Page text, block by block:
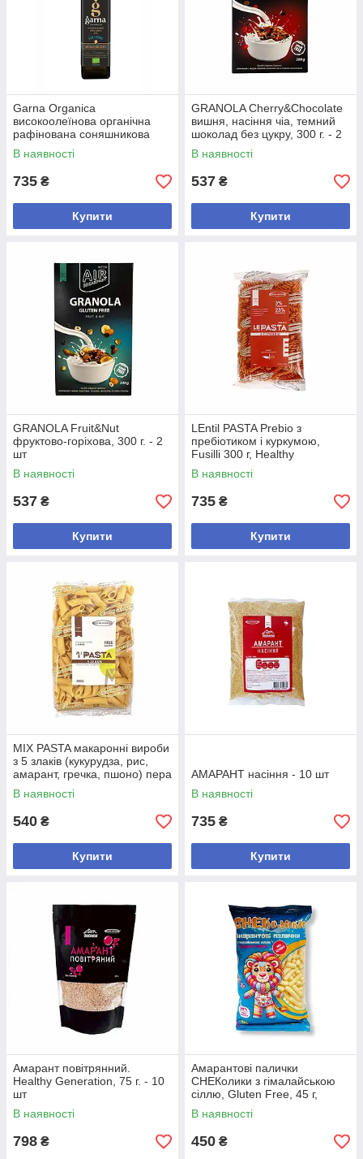
Garna Organica
високоолеїнова органічна
рафінована соняшникова
олія для смаження, 500 мл -
2 шт
В наявності
735 ₴
Купити
GRANOLA Cherry&Chocolate
вишня, насіння чіа, темний
шоколад без цукру, 300 г. - 2
шт
В наявності
537 ₴
Купити
GRANOLA Fruit&Nut
фруктово-горіхова, 300 г. - 2
шт
В наявності
537 ₴
Купити
LEntil PASTA Prebio з
пребіотиком і куркумою,
Fusilli 300 г, Healthy
Generation - 5 шт
В наявності
735 ₴
Купити
MIX PASTA макаронні вироби
з 5 злаків (кукурудза, рис,
амарант, гречка, пшоно) пера
penne Gluten Free Без ГМО,
300 грам - 10 шт
В наявності
540 ₴
Купити
АМАРАНТ насіння - 10 шт
В наявності
735 ₴
Купити
Амарант повітрянний.
Healthy Generation, 75 г. - 10
шт
В наявності
798 ₴
Амарантові палички
СНЕКолики з гімалайською
сіллю, Gluten Free, 45 г,
Healthy Generation - 10 шт
В наявності
450 ₴